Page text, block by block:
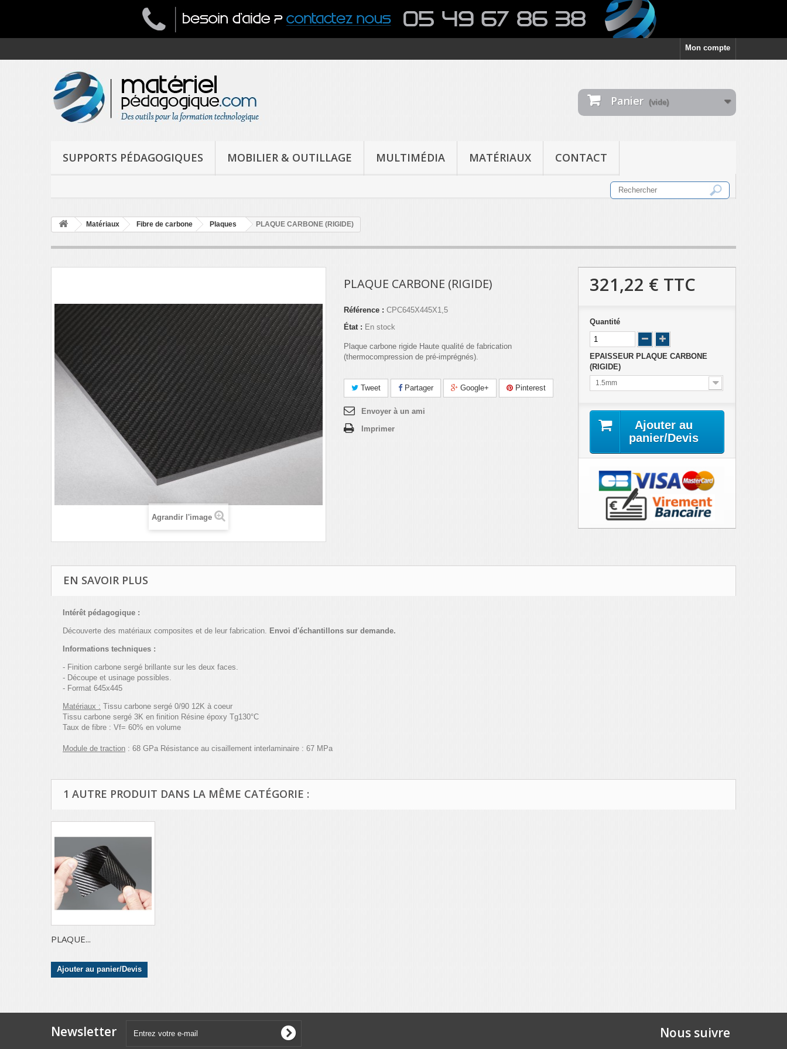
Mon compte
Panier (vide)
SUPPORTS PÉDAGOGIQUES MOBILIER & OUTILLAGE MULTIMÉDIA MATÉRIAUX CONTACT
Matériaux Fibre de carbone Plaques PLAQUE CARBONE (RIGIDE)
Agrandir l'image
PLAQUE CARBONE (RIGIDE)
Référence : CPC645X445X1,5
État : En stock
Plaque carbone rigide Haute qualité de fabrication
(thermocompression de pré-imprégnés).
Tweet Partager Google+ Pinterest
Envoyer à un ami
Imprimer
321,22 € TTC
Quantité
EPAISSEUR PLAQUE CARBONE
(RIGIDE)
1.5mm
Ajouter au
panier/Devis
EN SAVOIR PLUS
Intérêt pédagogique :
Découverte des matériaux composites et de leur fabrication. Envoi d'échantillons sur demande.
Informations techniques :
- Finition carbone sergé brillante sur les deux faces.
- Découpe et usinage possibles.
- Format 645x445
Matériaux : Tissu carbone sergé 0/90 12K à coeur
Tissu carbone sergé 3K en finition Résine époxy Tg130°C
Taux de fibre : Vf= 60% en volume
Module de traction : 68 GPa Résistance au cisaillement interlaminaire : 67 MPa
1 AUTRE PRODUIT DANS LA MÊME CATÉGORIE :
PLAQUE...
Ajouter au panier/Devis
Newsletter Nous suivre